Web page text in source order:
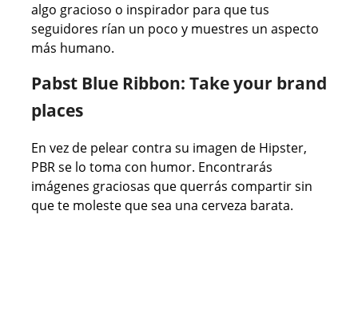
algo gracioso o inspirador para que tus
seguidores rían un poco y muestres un aspecto
más humano.
Pabst Blue Ribbon: Take your brand
places
En vez de pelear contra su imagen de Hipster,
PBR se lo toma con humor. Encontrarás
imágenes graciosas que querrás compartir sin
que te moleste que sea una cerveza barata.